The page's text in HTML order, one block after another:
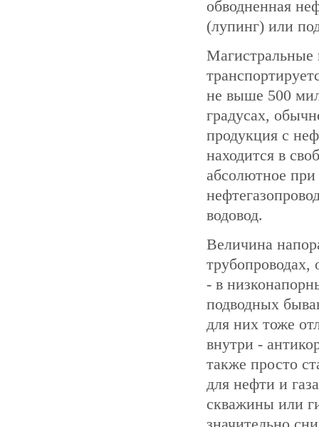
обводненная
(лупинг) или
не выше 500
градусах,
продукция с
находится в
абсолютное при
водовод.
Величина
- в
подводных
для них тоже
внутри -
также просто
для нефти и
скважины или